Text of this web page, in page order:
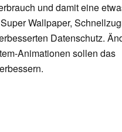
und damit eine
Wallpaper,
Datenschutz.
Animationen sollen das